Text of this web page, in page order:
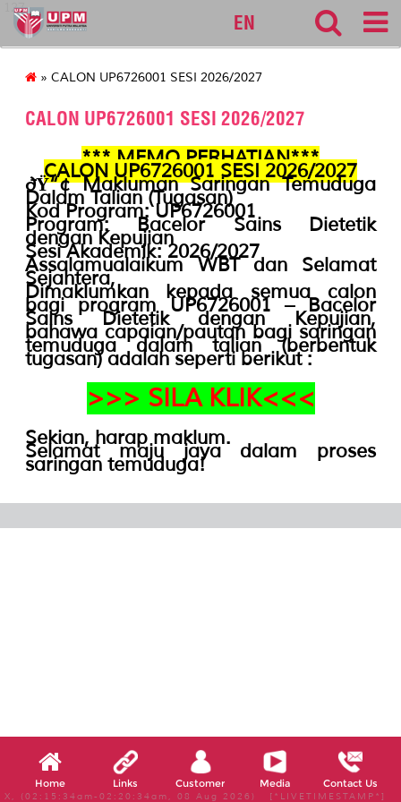
127
EN
» CALON UP6726001 SESI 2026/2027
CALON UP6726001 SESI 2026/2027
*** MEMO PERHATIAN***
CALON UP6726001 SESI 2026/2027
ðŸ“¢Makluman Saringan Temuduga
Dalam Talian (Tugasan)
Kod Program:UP6726001
Program:Bacelor Sains Dietetik
dengan Kepujian
Sesi Akademik:2026/2027
Assalamualaikum WBT dan Selamat
Sejahtera,
Dimaklumkan kepada semua calon
bagi programUP6726001 – Bacelor
Sains Dietetik dengan Kepujian,
bahawacapaian/pautan bagi saringan
temuduga dalam talian (berbentuk
tugasan)adalah seperti berikut :
>>> SILA KLIK<<<
Sekian, harap maklum.
Selamat maju jaya dalam proses
saringan temuduga!
Home Links Customer Media Contact Us
X, (02:15:34am-02:20:34am, 08 Aug 2026) [*LIVETIMESTAMP*]